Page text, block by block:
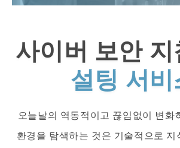
사이버 보안 지
설팅 서비
오늘날의 역동적이고 끊임없이 변화
환경을 탐색하는 것은 기술적으로 지